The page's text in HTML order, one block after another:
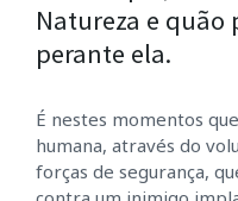
Natureza e quão
perante ela.
É nestes momentos
humana, através do
forças de segurança,